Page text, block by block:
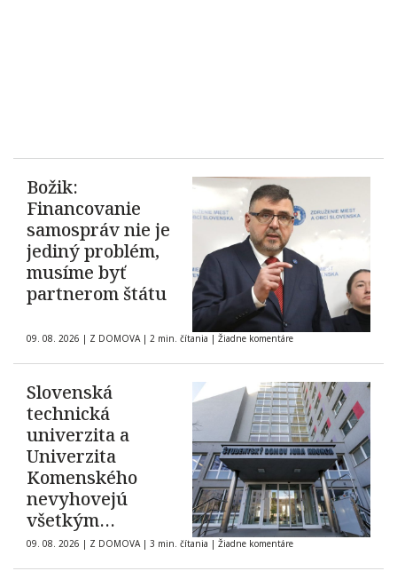
Božik:
Financovanie
samospráv nie je
jediný problém,
musíme byť
partnerom štátu
09. 08. 2026 | Z DOMOVA | 2 min. čítania | Žiadne komentáre
Slovenská
technická
univerzita a
Univerzita
Komenského
nevyhovejú
všetkým
žiadostiam o
ubytovanie na
09. 08. 2026 | Z DOMOVA | 3 min. čítania | Žiadne komentáre